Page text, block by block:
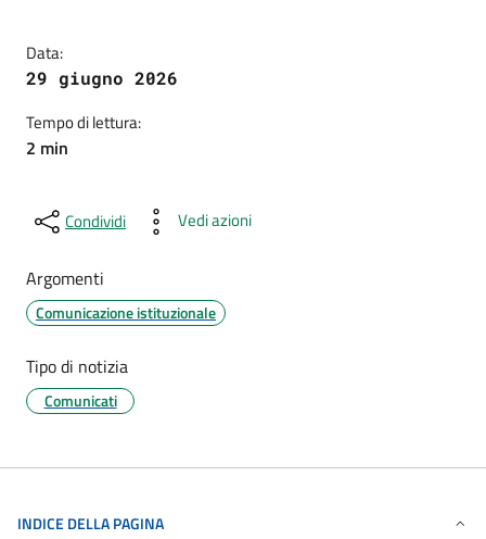
Data:
29 giugno 2026
Tempo di lettura:
2 min
Condividi Vedi azioni
Argomenti
Comunicazione istituzionale
Tipo di notizia
Comunicati
INDICE DELLA PAGINA